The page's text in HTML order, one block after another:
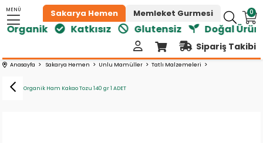
0
MENÜ Sakarya Hemen Memleket Gurmesi
Katkısız Glutensiz Doğal
Sipariş Takibi
Anasayfa Sakarya Hemen Unlu Mamüller Tatlı Malzemeleri
Wefood Organik Ham Kakao Tozu 140 gr 1 ADET